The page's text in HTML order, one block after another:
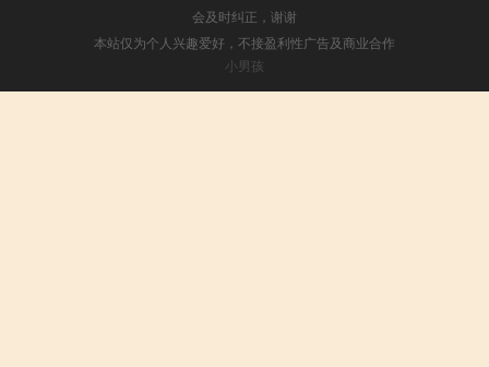
会及时纠正，谢谢
本站仅为个人兴趣爱好，不接盈利性广告及商业合作
小男孩